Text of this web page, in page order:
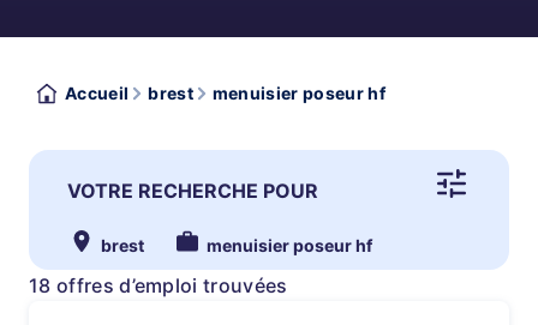
Accueil brest menuisier poseur hf
VOTRE RECHERCHE POUR
brest menuisier poseur hf
18 offres d’emploi trouvées